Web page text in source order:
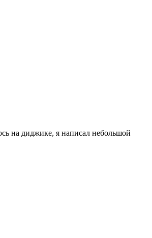
на диджике, я написал небольшой